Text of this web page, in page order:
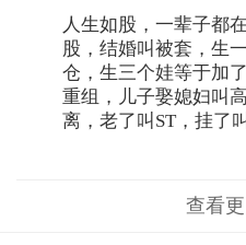
人生如股，一辈子都
股，结婚叫被套，生
仓，生三个娃等于加
重组，儿子娶媳妇叫
离，老了叫ST，挂了
查看